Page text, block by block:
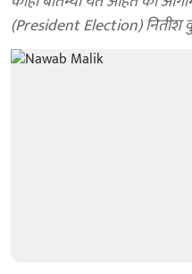
(President Election) नितीश